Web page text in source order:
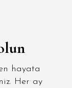
hayata
Her ay